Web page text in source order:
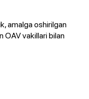
amalga oshirilgan
OAV vakillari bilan